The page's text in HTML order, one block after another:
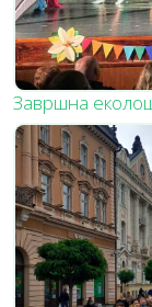
Завршна